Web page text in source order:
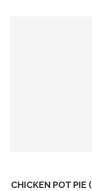
CHICKEN POT PIE